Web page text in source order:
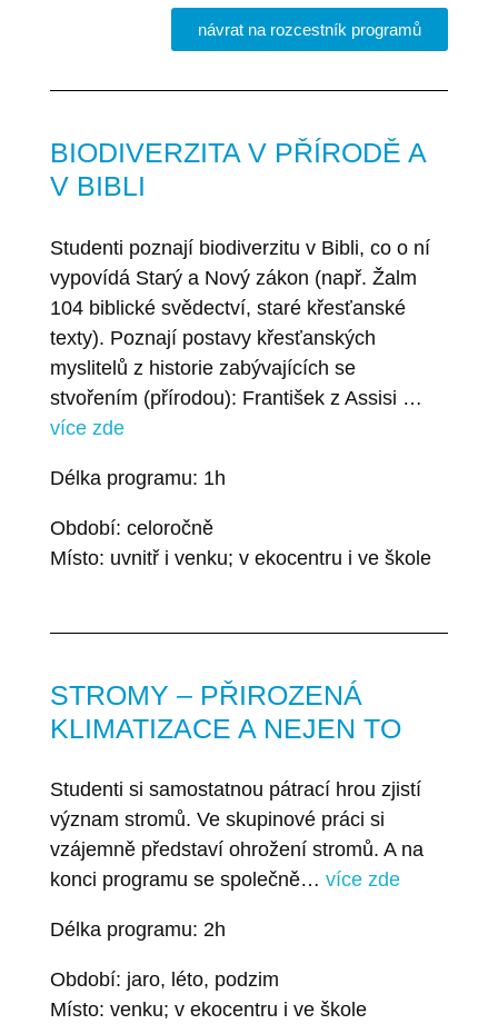
návrat na rozcestník programů
BIODIVERZITA V PŘÍRODĚ A
V BIBLI
Studenti poznají biodiverzitu v Bibli, co o ní
vypovídá Starý a Nový zákon (např. Žalm
104 biblické svědectví, staré křesťanské
texty). Poznají postavy křesťanských
myslitelů z historie zabývajících se
stvořením (přírodou): František z Assisi …
více zde
Délka programu: 1h
Období: celoročně
Místo: uvnitř i venku; v ekocentru i ve škole
STROMY – PŘIROZENÁ
KLIMATIZACE A NEJEN TO
Studenti si samostatnou pátrací hrou zjistí
význam stromů. Ve skupinové práci si
vzájemně představí ohrožení stromů. A na
konci programu se společně… více zde
Délka programu: 2h
Období: jaro, léto, podzim
Místo: venku; v ekocentru i ve škole